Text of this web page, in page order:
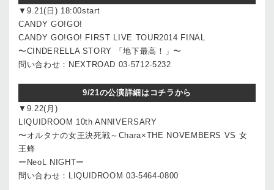
▼9.21(日) 18:00start
CANDY GO!GO!
CANDY GO!GO! FIRST LIVE TOUR2014 FINAL
〜CINDERELLA STORY 「地下最高！」〜
問い合わせ：NEXTROAD 03-5712-5232
9/21の公演詳細はコチラから
▼9.22(月)
LIQUIDROOM 10th ANNIVERSARY
〜オルタナの女王決死戦～Chara×THE NOVEMBERS VS 女
王蜂
ーNeoL NIGHTー
問い合わせ：LIQUIDROOM 03-5464-0800